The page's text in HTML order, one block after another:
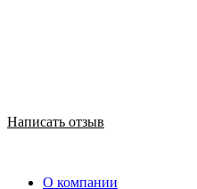
Написать отзыв
О компании